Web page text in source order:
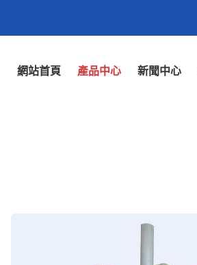
網站首頁 產品中心 新聞中心